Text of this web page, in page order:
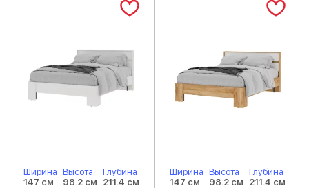
Ширина
147 см
Высота
98.2 см
Глубина
211.4 см
Ширина
147 см
Высота
98.2 см
Глубина
211.4 см